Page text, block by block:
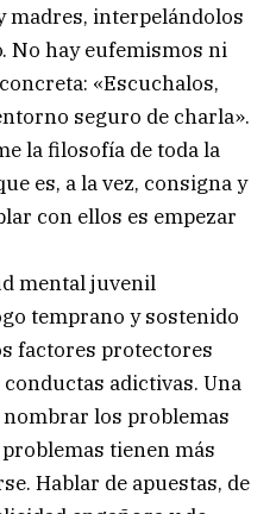
madres, interpelándolos
No hay eufemismos ni
«Escuchalos,
seguro de charla».
la filosofía de toda la
es, a la vez, consigna y
con ellos es empezar
mental juvenil
temprano y sostenido
factores protectores
adictivas. Una
los problemas
tienen más
Hablar de apuestas, de